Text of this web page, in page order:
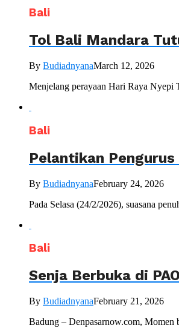
Bali
Tol Bali Mandara
By BudiadnyanaMarch 12, 2026
Menjelang perayaan Hari Raya Nyepi
Bali
Pelantikan
By BudiadnyanaFebruary 24, 2026
Pada Selasa (24/2/2026), suasana
Bali
Senja Berbuka di
By BudiadnyanaFebruary 21, 2026
Badung – Denpasarnow.com, Momen